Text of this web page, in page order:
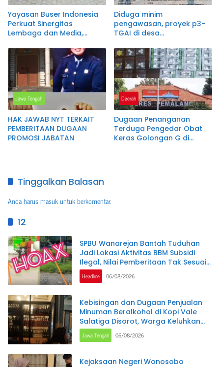
Yayasan Buser Indonesia
Perkuat Sinergitas
Lembaga dan Media,
sebagai Ketua DPC Brebes
Diduga minim
pengawasan, proyek p3-
TGAI di desa
warga.
Jawa Tengah
HAK JAWAB NYT TERKAIT
PEMBERITAAN DUGAAN
PROMOSI JABATAN
Daerah
Dugaan Penanganan
Terduga Pengedar Obat
Keras Golongan G di
Tinggalkan Balasan
Anda harusmasukuntuk berkomentar.
12
SPBU Wanarejan Bantah Tuduhan
Jadi Lokasi Aktivitas BBM Subsidi
Ilegal, Nilai Pemberitaan Tak Sesuai
Kode Etik Jurnalistik dan
Pertimbangkan Jalur Hukum
Headline 06/08/2026
Kebisingan dan Dugaan Penjualan
Minuman Beralkohol di Kopi Vale
Salatiga Disorot, Warga Keluhkan
Gangguan hingga Larut Malam
Jawa Tengah 06/08/2026
Kejaksaan Negeri Wonosobo